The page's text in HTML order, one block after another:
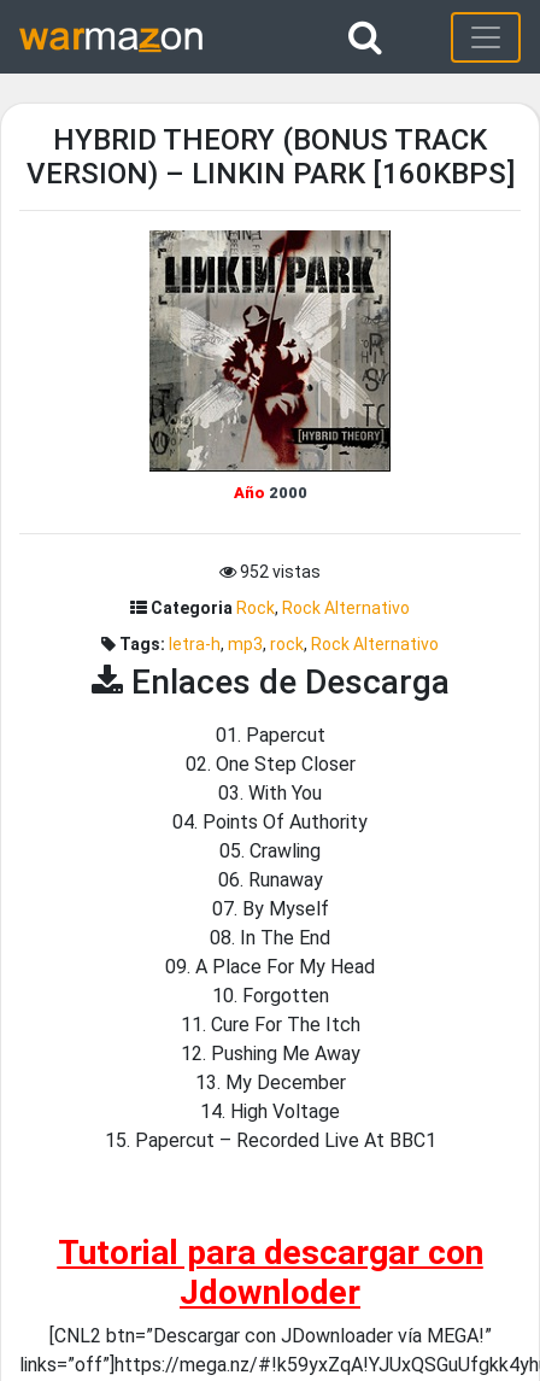
HYBRID THEORY (BONUS TRACK
VERSION) – LINKIN PARK [160KBPS]
Año 2000
952 vistas
Categoria Rock, Rock Alternativo
Tags: letra-h, mp3, rock, Rock Alternativo
Enlaces de Descarga
01. Papercut
02. One Step Closer
03. With You
04. Points Of Authority
05. Crawling
06. Runaway
07. By Myself
08. In The End
09. A Place For My Head
10. Forgotten
11. Cure For The Itch
12. Pushing Me Away
13. My December
14. High Voltage
15. Papercut – Recorded Live At BBC1
Tutorial para descargar con
Jdownloder
[CNL2 btn=”Descargar con JDownloader vía MEGA!”
links=”off”]https://mega.nz/